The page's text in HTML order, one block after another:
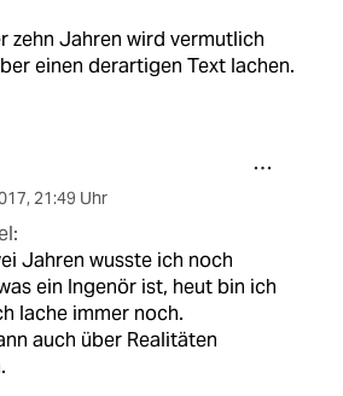
zehn Jahren wird vermutlich
einen derartigen Text lachen.
, 21:49 Uhr
Jahren wusste ich noch
ein Ingenör ist, heut bin ich
lache immer noch.
auch über Realitäten